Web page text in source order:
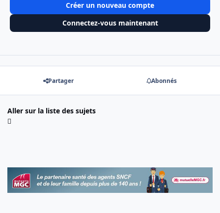
Créer un nouveau compte
Connectez-vous maintenant
Partager Abonnés
Aller sur la liste des sujets